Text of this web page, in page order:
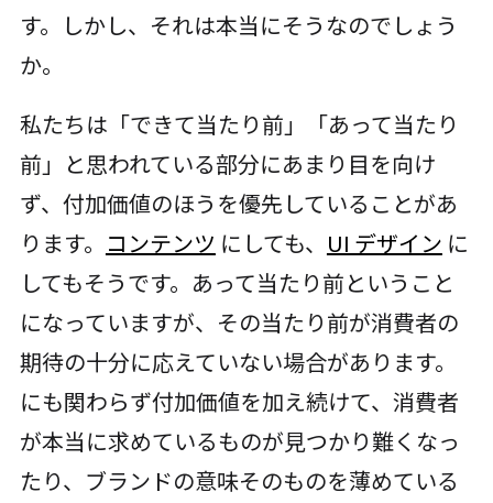
す。しかし、それは本当にそうなのでしょう
か。
私たちは「できて当たり前」「あって当たり
前」と思われている部分にあまり目を向け
ず、付加価値のほうを優先していることがあ
ります。 コンテンツ にしても、 UI デザイン に
してもそうです。あって当たり前ということ
になっていますが、その当たり前が消費者の
期待の十分に応えていない場合があります。
にも関わらず付加価値を加え続けて、消費者
が本当に求めているものが見つかり難くなっ
たり、ブランドの意味そのものを薄めている